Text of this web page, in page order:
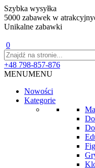
Szybka wysyłka
5000 zabawek w
Unikalne zabawki
0
+48 798-857-876
MENUMENU
Nowości
Kategorie